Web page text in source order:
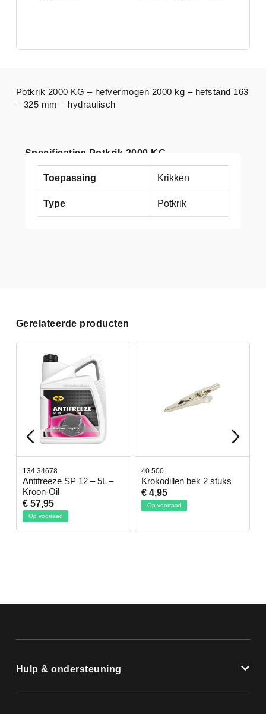
Specificaties Potkrik 2000 KG
Toepassing Krikken
Type Potkrik
Potkrik 2000 KG – hefvermogen 2000 kg – hefstand 163
– 325 mm – hydraulisch
Gerelateerde producten
134.34678
Antifreeze SP 12 – 5L –
Kroon-Oil
€ 57,95
Op voorraad
40.500
Krokodillen bek 2 stuks
€ 4,95
Op voorraad
Hulp & ondersteuning